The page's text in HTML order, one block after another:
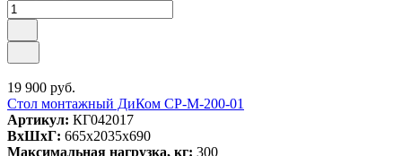
19 900 руб.
Стол монтажный ДиКом СР-М-200-01
Артикул: КГ042017
ВxШxГ: 665x2035x690
Максимальная нагрузка, кг: 300